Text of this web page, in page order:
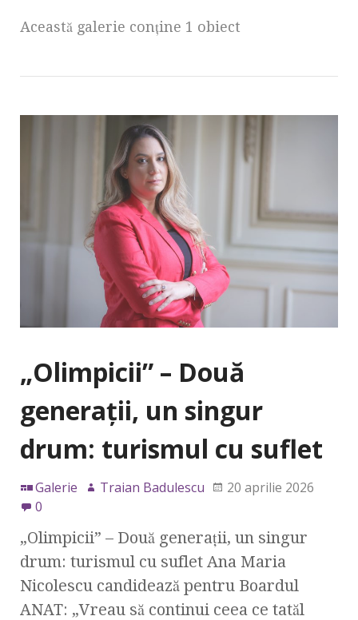
Această galerie conţine 1 obiect
„Olimpicii” – Două
generații, un singur
drum: turismul cu suflet
Galerie Traian Badulescu
20 aprilie 2026
0
„Olimpicii” – Două generații, un singur
drum: turismul cu suflet Ana Maria
Nicolescu candidează pentru Boardul
ANAT: „Vreau să continui ceea ce tatăl